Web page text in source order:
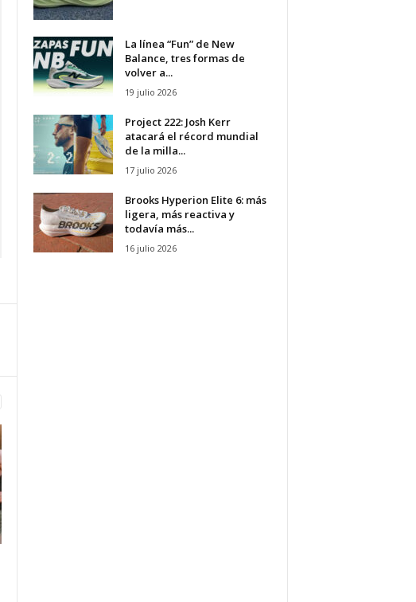
La línea “Fun” de New
Balance, tres formas de
volver a...
19 julio 2026
Project 222: Josh Kerr
atacará el récord mundial
de la milla...
17 julio 2026
Brooks Hyperion Elite 6: más
ligera, más reactiva y
todavía más...
16 julio 2026